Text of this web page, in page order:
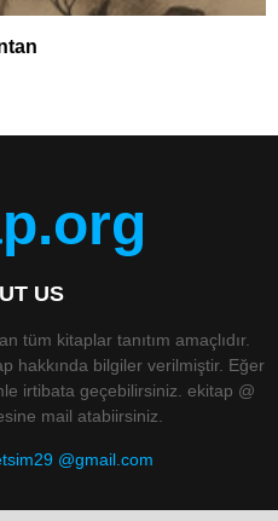
US
tüm kitaplar tanıtım amaçlıdır.
hakkında bilgiler verilmiştir. Eğer
irtibata geçebilirsiniz. ekitap @
mail atabiirsiniz.
@gmail.com